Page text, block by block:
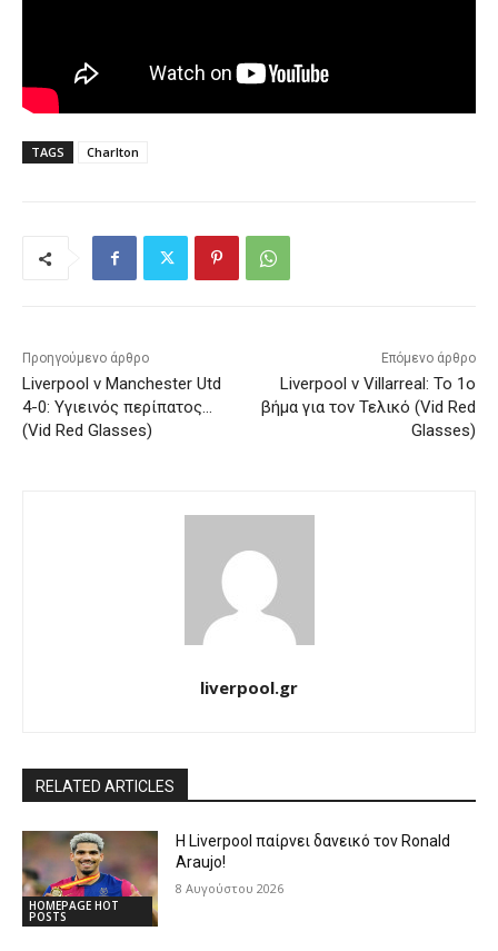
TAGS Charlton
Προηγούμενο άρθρο
Liverpool v Manchester Utd
4-0: Υγιεινός περίπατος…
(Vid Red Glasses)
Επόμενο άρθρο
Liverpool v Villarreal: Το 1ο
βήμα για τον Τελικό (Vid Red
Glasses)
liverpool.gr
RELATED ARTICLES
HOMEPAGE HOT
POSTS
Η Liverpool παίρνει δανεικό τον Ronald
Araujo!
8 Αυγούστου 2026